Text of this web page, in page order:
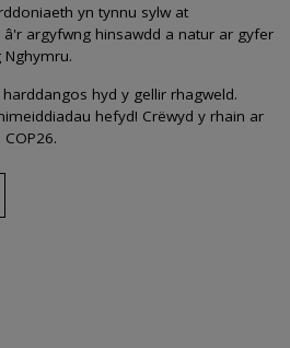
yn tynnu sylw at
argyfwng hinsawdd a natur ar gyfer
hyd y gellir rhagweld.
hefyd! Crëwyd y rhain ar